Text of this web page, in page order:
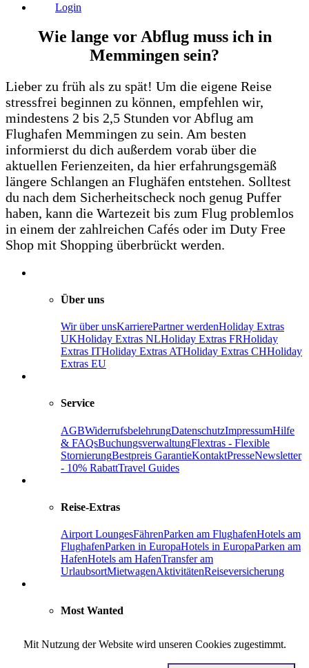
Login
Wie lange vor Abflug muss ich in
Memmingen sein?
Lieber zu früh als zu spät! Um die eigene Reise
stressfrei beginnen zu können, empfehlen wir,
mindestens 2 bis 2,5 Stunden vor Abflug am
Flughafen Memmingen zu sein. Am besten
informierst du dich außerdem vorab über die
aktuellen Ferienzeiten, da hier erfahrungsgemäß
längere Schlangen an Flughäfen entstehen. Solltest
du nach dem Sicherheitscheck noch genug Puffer
haben, kann die Wartezeit bis zum Flug problemlos
in einem der zahlreichen Cafés oder im Duty Free
Shop mit Shopping überbrückt werden.
Über uns
Wir über unsKarrierePartner werdenHoliday Extras
UKHoliday Extras NLHoliday Extras FRHoliday
Extras ITHoliday Extras ATHoliday Extras CHHoliday
Extras EU
Service
AGBWiderrufsbelehrungDatenschutzImpressumHilfe
& FAQsBuchungsverwaltungFlextras - Flexible
StornierungBestpreis GarantieKontaktPresseNewsletter
- 10% RabattTravel Guides
Reise-Extras
Airport LoungesFährenParken am FlughafenHotels am
FlughafenParken in EuropaHotels in EuropaParken am
HafenHotels am HafenTransfer am
UrlaubsortMietwagenAktivitätenReiseversicherung
Most Wanted
Fluginformationen Parken Flughafen Frankfurt Frankfurt
Flughafen PlanFrankfurt Parken Terminal 1Hotels in
Parken Flughafen Berlin-BrandenburgParken
Mit Nutzung der Website wird unseren Cookies zugestimmt.